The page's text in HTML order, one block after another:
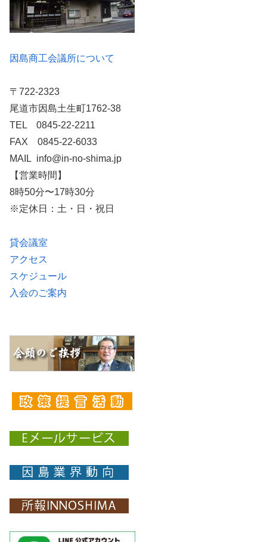
因島商工会議所について
〒722-2323
尾道市因島土生町1762-38
TEL 0845-22-2211
FAX 0845-22-6033
MAIL info@in-no-shima.jp
【営業時間】
8時50分〜17時30分
※定休日：土・日・祝日
貸会議室
アクセス
スケジュール
入会のご案内